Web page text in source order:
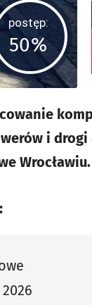
postęp:
50%
i
Wrocławiu.
2026